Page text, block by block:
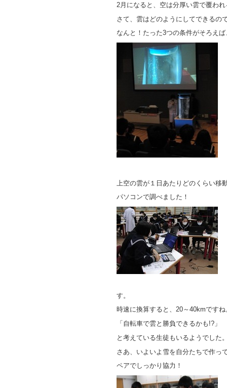
2月になると、空は分厚い雲で覆わ
さて、雲はどのようにしてできるの
なんと！たった3つの条件がそろえ
上空の雲が１日あたりどのくらい移
パソコンで調べました！
す。
時速に換算すると、20～40kmですね
「自転車で雲と勝負できるかも!?」
と考えている生徒もいるようでした
さあ、いよいよ雪を自分たちで作っ
ペアでしっかり協力！